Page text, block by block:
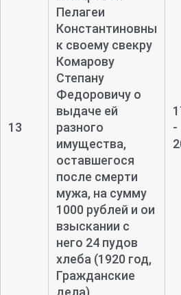
13
Пелагеи
Константиновны
к своему свекру
Комарову
Степану
Федоровичу о
выдаче ей
разного
имущества,
оставшегося
после смерти
мужа, на сумму
1000 рублей и ои
взыскании с
него 24 пудов
хлеба (1920 год,
Гражданские
дела)
-